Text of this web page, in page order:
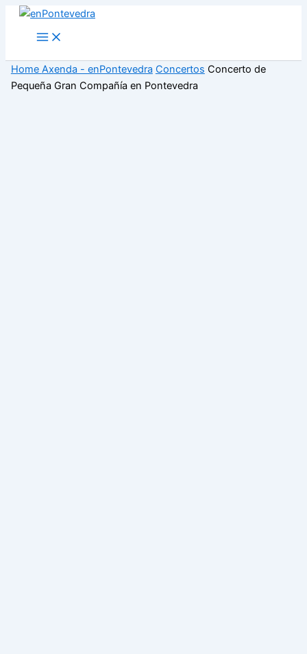
Main
Menu
Home Axenda - enPontevedra Concertos Concerto de
Pequeña Gran Compañía en Pontevedra